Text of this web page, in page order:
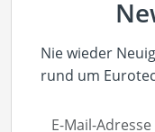
Nie wieder
rund um